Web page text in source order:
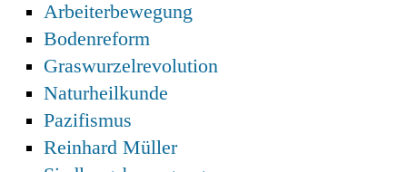
Arbeiterbewegung
Bodenreform
Graswurzelrevolution
Naturheilkunde
Pazifismus
Reinhard Müller